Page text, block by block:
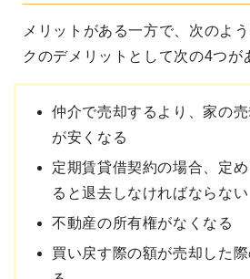
メリットがある一方で、次のよ
クのデメリットとして次の4つが
仲介で売却するより、家の売
が安くなる
定期賃貸借契約の場合、定
ると退去しなければならない
不動産の所有権がなくなる
買い戻す際の額が売却した